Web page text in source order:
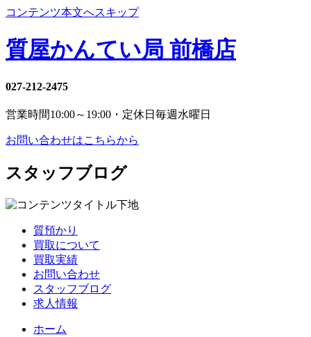
コンテンツ本文へスキップ
質屋かんてい局 前橋店
027-212-2475
営業時間10:00～19:00・定休日 毎週水曜日
お問い合わせはこちらから
スタッフブログ
質預かり
買取について
買取実績
お問い合わせ
スタッフブログ
求人情報
ホーム